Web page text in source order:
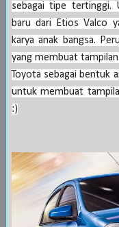
sebagai tipe tertinggi.
baru dari Etios Valco
karya anak bangsa.
yang membuat
Toyota sebagai bentuk
untuk membuat
:)